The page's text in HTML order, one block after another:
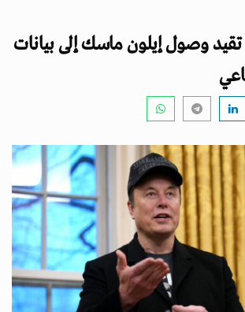
وصول إيلون ماسك إلى بيانات